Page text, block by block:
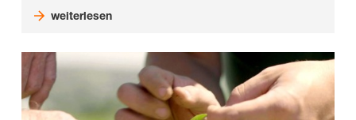
weiterlesen